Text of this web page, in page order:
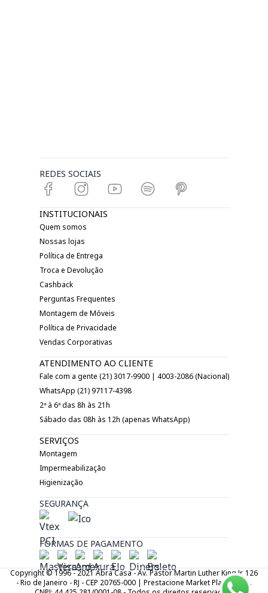
REDES SOCIAIS
INSTITUCIONAIS
Quem somos
Nossas lojas
Política de Entrega
Troca e Devolução
Cashback
Perguntas Frequentes
Montagem de Móveis
Política de Privacidade
Vendas Corporativas
ATENDIMENTO AO CLIENTE
Fale com a gente (21) 3017-9900 | 4003-2086 (Nacional)
WhatsApp (21) 97117-4398
2ª à 6ª das 8h às 21h
Sábado das 08h às 12h (apenas WhatsApp)
SERVIÇOS
Montagem
Impermeabilização
Higienização
SEGURANÇA
FORMAS DE PAGAMENTO
Copyright © 1996 - 2021 Abra Casa - Av. Pastor Martin Luther King Jr. 126
- Rio de Janeiro - RJ - CEP 20765-000 | Prestacione Market Place LTDA.